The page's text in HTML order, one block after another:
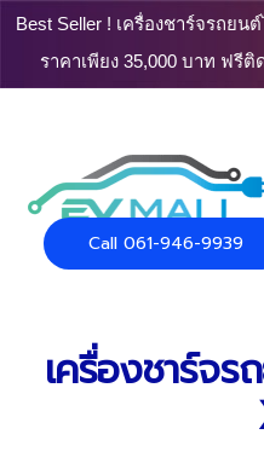
Best Seller ! เครื่องชาร์จรถย
ราคาเพียง 35,000 บาท ฟรีติ
Call 061-946-9939
to
navigation
to
content
หน้าแรก
เครื่องชาร์จ